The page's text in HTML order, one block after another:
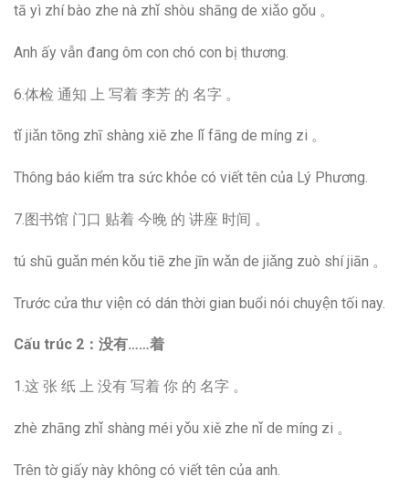
tā yì zhí bào zhe nà zhǐ shòu shāng de xiǎo gǒu 。
Anh ấy vẫn đang ôm con chó con bị thương.
6.体检 通知 上 写着 李芳 的 名字 。
tǐ jiǎn tōng zhī shàng xiě zhe lǐ fāng de míng zi 。
Thông báo kiểm tra sức khỏe có viết tên của Lý Phương.
7.图书馆 门口 贴着 今晚 的 讲座 时间 。
tú shū guǎn mén kǒu tiē zhe jīn wǎn de jiǎng zuò shí jiān 。
Trước cửa thư viện có dán thời gian buổi nói chuyện tối nay.
Cấu trúc 2 ：没有……着
1.这 张 纸 上 没有 写着 你 的 名字 。
zhè zhāng zhǐ shàng méi yǒu xiě zhe nǐ de míng zi 。
Trên tờ giấy này không có viết tên của anh.